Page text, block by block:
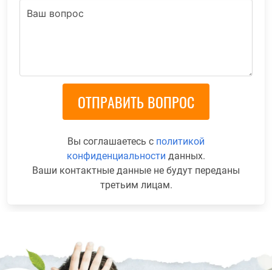
Вы соглашаетесь с политикой
конфиденциальности данных.
Ваши контактные данные не будут переданы
третьим лицам.